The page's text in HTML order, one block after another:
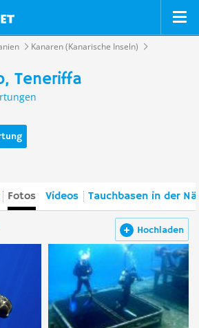
Kanaren (Kanarische Inseln)
Teneriffa
Fotos Videos Tauchbasen in der
Hochladen